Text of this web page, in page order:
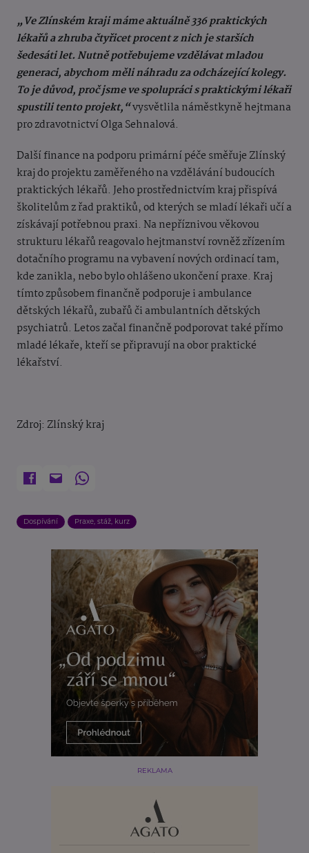
„Ve Zlínském kraji máme aktuálně 336 praktických
lékařů a zhruba čtyřicet procent z nich je starších
šedesáti let. Nutně potřebujeme vzdělávat mladou
generaci, abychom měli náhradu za odcházející kolegy.
To je důvod, proč jsme ve spolupráci s praktickými lékaři
spustili tento projekt,“vysvětlila náměstkyně hejtmana
pro zdravotnictví Olga Sehnalová.
Další finance na podporu primární péče směřuje Zlínský
kraj do projektu zaměřeného na vzdělávání budoucích
praktických lékařů. Jeho prostřednictvím kraj přispívá
školitelům z řad praktiků, od kterých se mladí lékaři učí a
získávají potřebnou praxi. Na nepříznivou věkovou
strukturu lékařů reagovalo hejtmanství rovněž zřízením
dotačního programu na vybavení nových ordinací tam,
kde zanikla, nebo bylo ohlášeno ukončení praxe. Kraj
tímto způsobem finančně podporuje i ambulance
dětských lékařů, zubařů či ambulantních dětských
psychiatrů. Letos začal finančně podporovat také přímo
mladé lékaře, kteří se připravují na obor praktické
lékařství.
Zdroj: Zlínský kraj
Dospívání Praxe, stáž, kurz
REKLAMA